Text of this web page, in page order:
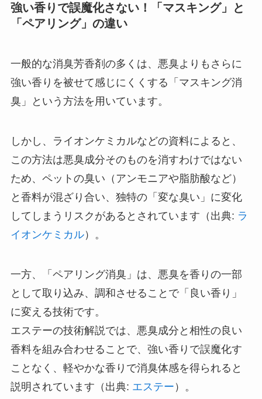
強い香りで誤魔化さない！「マスキング」と
「ペアリング」の違い
一般的な消臭芳香剤の多くは、悪臭よりもさらに
強い香りを被せて感じにくくする「マスキング消
臭」という方法を用いています。
しかし、ライオンケミカルなどの資料によると、
この方法は悪臭成分そのものを消すわけではない
ため、ペットの臭い（アンモニアや脂肪酸など）
と香料が混ざり合い、独特の「変な臭い」に変化
してしまうリスクがあるとされています（出典: ラ
イオンケミカル）。
一方、「ペアリング消臭」は、悪臭を香りの一部
として取り込み、調和させることで「良い香り」
に変える技術です。
エステーの技術解説では、悪臭成分と相性の良い
香料を組み合わせることで、強い香りで誤魔化す
ことなく、軽やかな香りで消臭体感を得られると
説明されています（出典: エステー ）。